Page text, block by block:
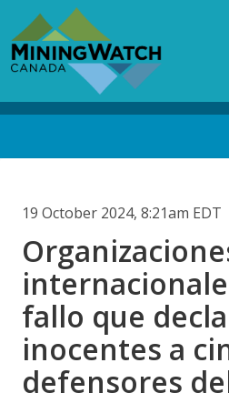
main
content
19 October 2024, 8:21am EDT
fallo que
inocentes a
defensores